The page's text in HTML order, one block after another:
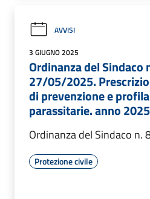
AVVISI
3 GIUGNO 2025
Ordinanza del Sindaco
27/05/2025.
di prevenzione e
parassitarie. anno 2025
Ordinanza del Sindaco
Protezione civile